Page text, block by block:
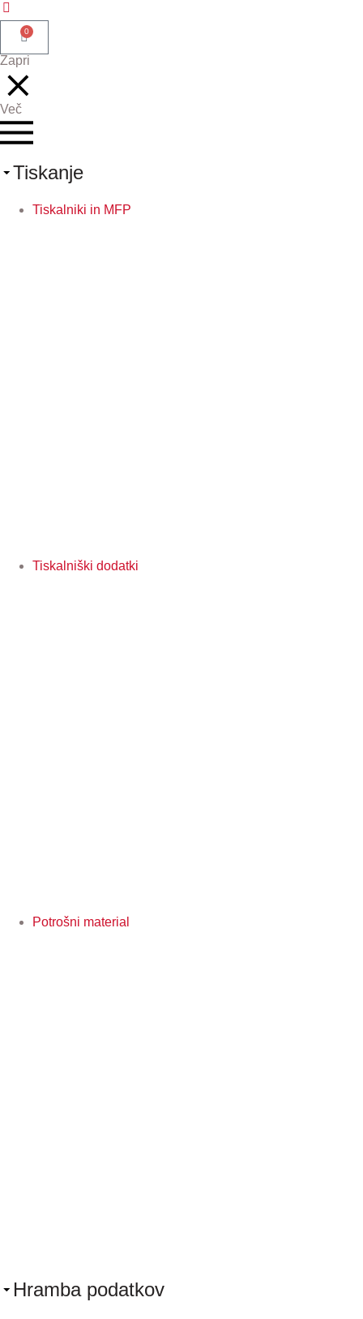
0
Zapri
Več
Tiskanje
Tiskalniki in MFP
Tiskalniški dodatki
Potrošni material
Hramba podatkov